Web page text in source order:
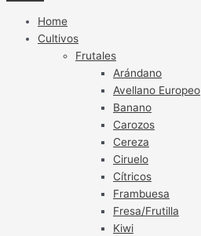
Home
Cultivos
Frutales
Arándano
Avellano Europeo
Banano
Carozos
Cereza
Ciruelo
Cítricos
Frambuesa
Fresa/Frutilla
Kiwi